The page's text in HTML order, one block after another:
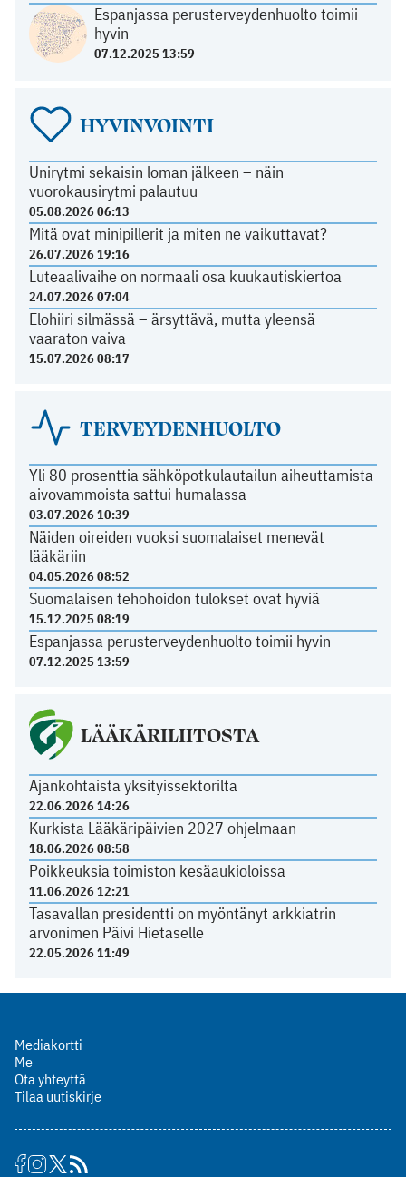
Espanjassa perusterveydenhuolto toimii
hyvin
07.12.2025 13:59
HYVINVOINTI
Unirytmi sekaisin loman jälkeen – näin
vuorokausirytmi palautuu
05.08.2026 06:13
Mitä ovat minipillerit ja miten ne vaikuttavat?
26.07.2026 19:16
Luteaalivaihe on normaali osa kuukautiskiertoa
24.07.2026 07:04
Elohiiri silmässä – ärsyttävä, mutta yleensä
vaaraton vaiva
15.07.2026 08:17
TERVEYDENHUOLTO
Yli 80 prosenttia sähköpotkulautailun aiheuttamista
aivovammoista sattui humalassa
03.07.2026 10:39
Näiden oireiden vuoksi suomalaiset menevät
lääkäriin
04.05.2026 08:52
Suomalaisen tehohoidon tulokset ovat hyviä
15.12.2025 08:19
Espanjassa perusterveydenhuolto toimii hyvin
07.12.2025 13:59
LÄÄKÄRILIITOSTA
Ajankohtaista yksityissektorilta
22.06.2026 14:26
Kurkista Lääkäripäivien 2027 ohjelmaan
18.06.2026 08:58
Poikkeuksia toimiston kesäaukioloissa
11.06.2026 12:21
Tasavallan presidentti on myöntänyt arkkiatrin
arvonimen Päivi Hietaselle
22.05.2026 11:49
Mediakortti
Me
Ota yhteyttä
Tilaa uutiskirje